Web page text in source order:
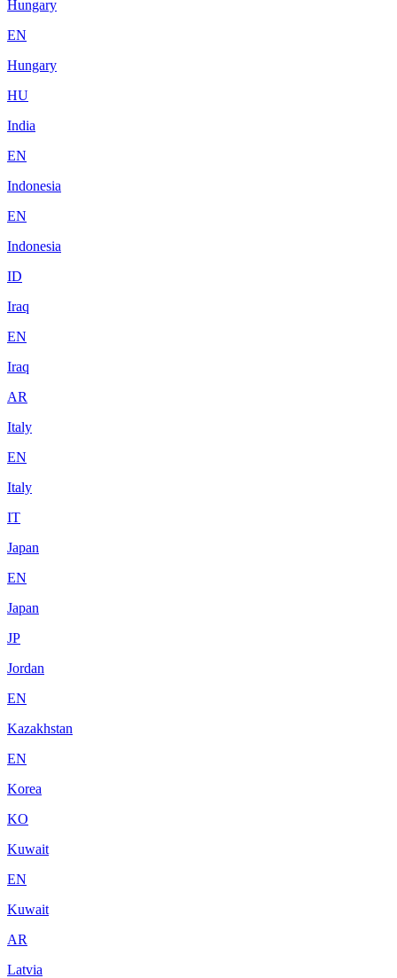
Hungary
EN
Hungary
HU
India
EN
Indonesia
EN
Indonesia
ID
Iraq
EN
Iraq
AR
Italy
EN
Italy
IT
Japan
EN
Japan
JP
Jordan
EN
Kazakhstan
EN
Korea
KO
Kuwait
EN
Kuwait
AR
Latvia